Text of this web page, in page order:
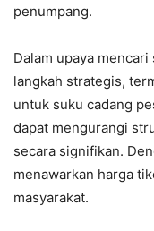
penumpang.
Dalam upaya
langkah strategis,
untuk suku cadang
dapat mengurangi
secara signifikan.
menawarkan harga
masyarakat.